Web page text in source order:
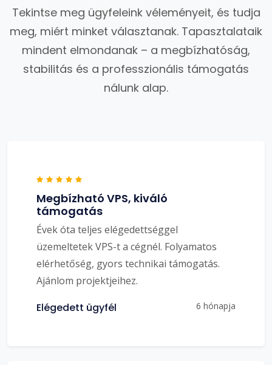
Tekintse meg ügyfeleink véleményeit, és tudja
meg, miért minket választanak. Tapasztalataik
mindent elmondanak – a megbízhatóság,
stabilitás és a professzionális támogatás
nálunk alap.
Megbízható VPS, kiváló
támogatás
Évek óta teljes elégedettséggel
üzemeltetek VPS-t a cégnél. Folyamatos
elérhetőség, gyors technikai támogatás.
Ajánlom projektjeihez.
Elégedett ügyfél 6 hónapja